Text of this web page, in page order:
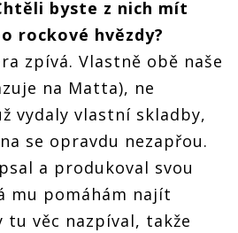
byste z nich mít
rockové hvězdy?
zpívá. Vlastně obě naše
na Matta), ne
vydaly vlastní skladby,
se opravdu nezapřou.
a produkoval svou
mu pomáhám najít
tu věc nazpíval, takže